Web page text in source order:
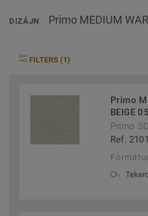
DIZÁJN Primo MEDIUM
FILTERS (1)
Primo
BEIGE
Primo SD
Ref.